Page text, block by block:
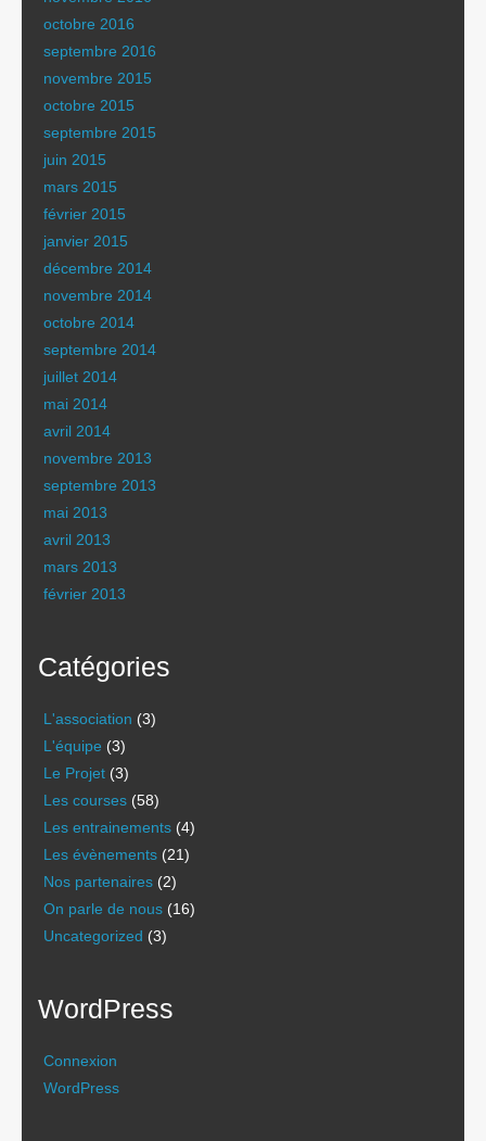
octobre 2016
septembre 2016
novembre 2015
octobre 2015
septembre 2015
juin 2015
mars 2015
février 2015
janvier 2015
décembre 2014
novembre 2014
octobre 2014
septembre 2014
juillet 2014
mai 2014
avril 2014
novembre 2013
septembre 2013
mai 2013
avril 2013
mars 2013
février 2013
Catégories
L'association (3)
L'équipe (3)
Le Projet (3)
Les courses (58)
Les entrainements (4)
Les évènements (21)
Nos partenaires (2)
On parle de nous (16)
Uncategorized (3)
WordPress
Connexion
WordPress